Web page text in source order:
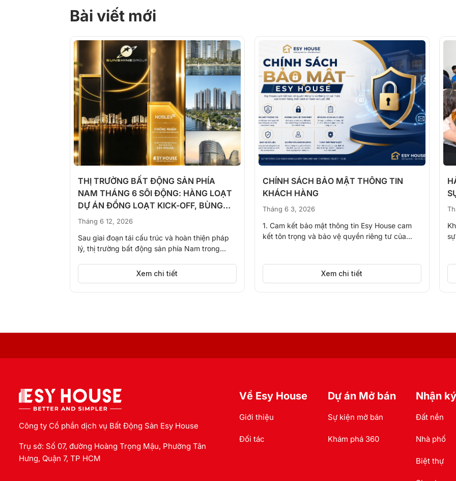
Bài viết mới
THỊ TRƯỜNG BẤT ĐỘNG SẢN PHÍA
NAM THÁNG 6 SÔI ĐỘNG: HÀNG LOẠT
DỰ ÁN ĐỒNG LOẠT KICK-OFF, BÙNG
NỔ NGUỒN CUNG
Tháng 6 12, 2026
Sau giai đoạn tái cấu trúc và hoàn thiện pháp
lý, thị trường bất động sản phía Nam trong
Xem chi tiết
CHÍNH SÁCH BẢO MẬT THÔNG TIN
KHÁCH HÀNG
Tháng 6 3, 2026
1. Cam kết bảo mật thông tin Esy House cam
kết tôn trọng và bảo vệ quyền riêng tư của...
Xem chi tiết
Công ty Cổ phần dịch vụ Bất Động Sản Esy House
Trụ sở: Số 07, đường Hoàng Trọng Mậu, Phường Tân
Hưng, Quận 7, TP HCM
Về Esy House
Giới thiệu
Đối tác
Dự án Mở bán
Sự kiện mở bán
Khám phá 360
Nhận
Đất nền
Nhà phố
Biệt thự